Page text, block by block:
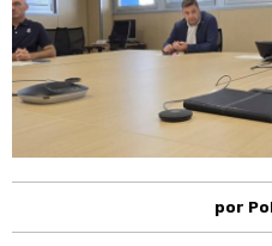
por